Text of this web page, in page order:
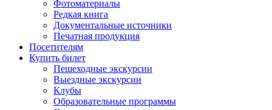
Фотоматериалы
Редкая книга
Документальные источники
Печатная продукция
Посетителям
Купить билет
Пешеходные экскурсии
Выездные экскурсии
Клубы
Образовательные программы